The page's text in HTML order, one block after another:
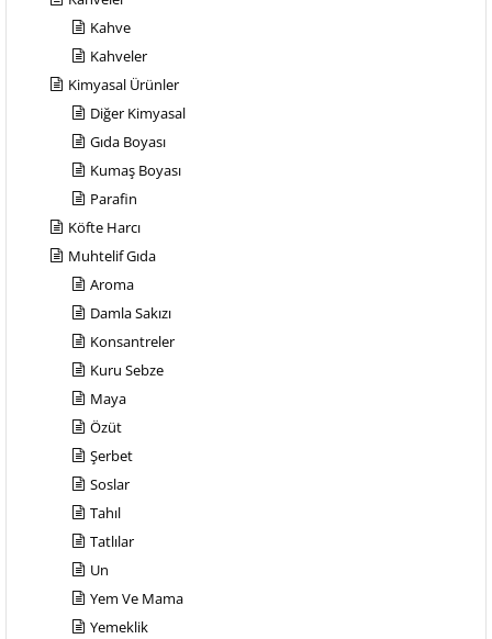
Kahve
Kahveler
Kimyasal Ürünler
Diğer Kimyasal
Gıda Boyası
Kumaş Boyası
Parafin
Köfte Harcı
Muhtelif Gıda
Aroma
Damla Sakızı
Konsantreler
Kuru Sebze
Maya
Özüt
Şerbet
Soslar
Tahıl
Tatlılar
Un
Yem Ve Mama
Yemeklik